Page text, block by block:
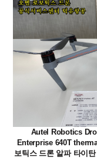
Autel Robotics
Enterprise 640T
보틱스 드론 알파 타이